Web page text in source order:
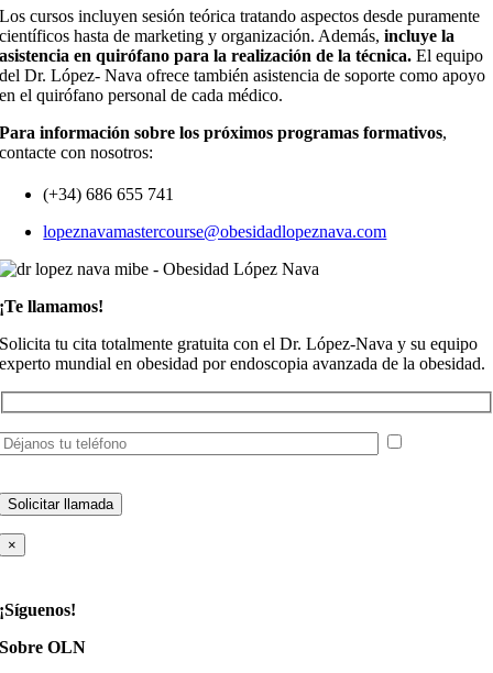
Los cursos incluyen sesión teórica tratando aspectos desde puramente
científicos hasta de marketing y organización. Además,incluye la
asistencia en quirófano para la realización de la técnica. El equipo
del Dr. López- Nava ofrece también asistencia de soporte como apoyo
en el quirófano personal de cada médico.
Para información sobre los próximos programas formativos,
contacte con nosotros:
(+34) 686 655 741
lopeznavamastercourse@obesidadlopeznava.com
¡Te llamamos!
Solicita tu cita totalmente gratuita con el Dr. López-Nava y su equipo
experto mundial en obesidad por endoscopia avanzada de la obesidad.
×
¡Síguenos!
Sobre OLN